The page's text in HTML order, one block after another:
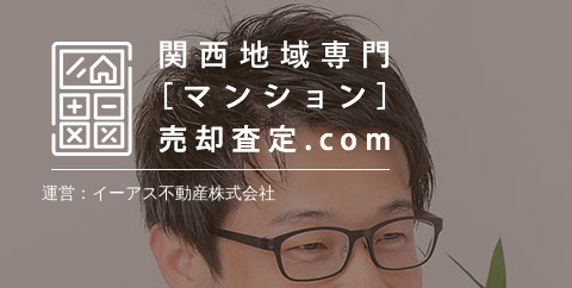
運営：イーアス不動産株式会社